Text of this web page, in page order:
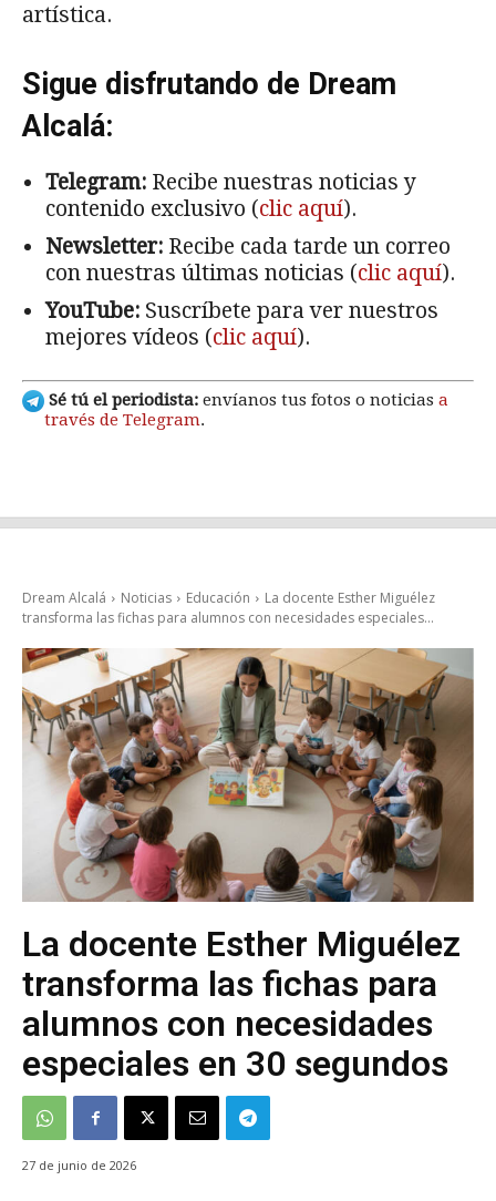
artística.
Sigue disfrutando de Dream
Alcalá:
Telegram: Recibe nuestras noticias y
contenido exclusivo (clic aquí).
Newsletter: Recibe cada tarde un correo
con nuestras últimas noticias (clic aquí).
YouTube: Suscríbete para ver nuestros
mejores vídeos (clic aquí).
Sé tú el periodista: envíanos tus fotos o noticias a
través de Telegram.